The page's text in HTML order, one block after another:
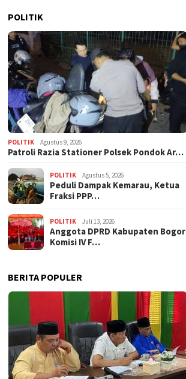
POLITIK
POLITIK Agustus 9, 2026
Patroli Razia Stationer Polsek Pondok Ar…
POLITIK Agustus 5, 2026
‎Peduli Dampak Kemarau, Ketua
Fraksi PPP…
POLITIK Juli 13, 2026
Anggota DPRD Kabupaten Bogor
Komisi IV F…
BERITA POPULER